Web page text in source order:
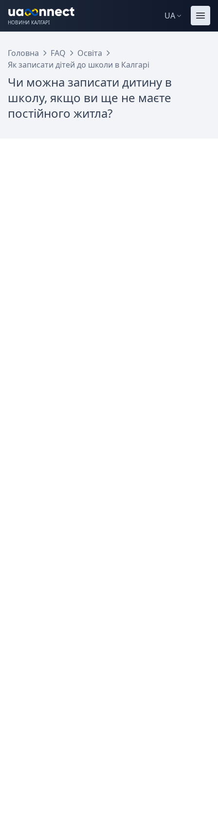
НОВИНИ КАЛГАРІ
UA
Головна FAQ
Освіта
Як записати дітей до школи в Калгарі
Чи можна записати дитину в
школу, якщо ви ще не маєте
постійного житла?